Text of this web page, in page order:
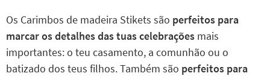
Os Carimbos de madeira Stikets são perfeitos para
marcar os detalhes das tuas celebrações mais
importantes: o teu casamento, a comunhão ou o
batizado dos teus filhos. Também são perfeitos para